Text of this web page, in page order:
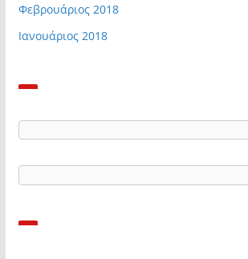
Φεβρουάριος 2018
Ιανουάριος 2018